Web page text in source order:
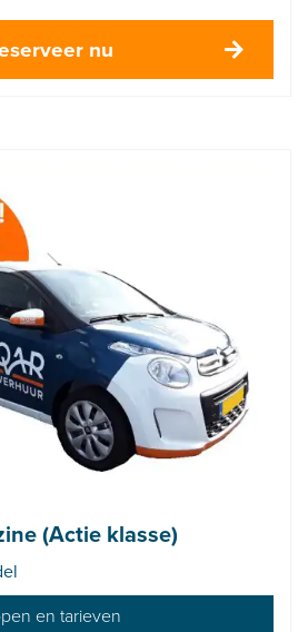
nu
(Actie klasse)
en tarieven